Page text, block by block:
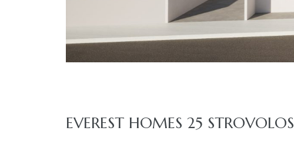
EVEREST HOMES 25 STROVOLOS